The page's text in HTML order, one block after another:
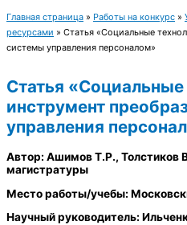
Главная страница » Работы на конкурс »
ресурсами » Статья «Социальные
системы управления персоналом»
Статья «Социальные
инструмент
управления
Автор: Ашимов Т.Р., Толстиков
магистратуры
Место работы/учебы:
Научный руководитель: